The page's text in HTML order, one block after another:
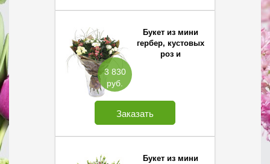
3 830
руб.
Букет из мини
гербер, кустовых
роз и
Заказать
Букет из мини